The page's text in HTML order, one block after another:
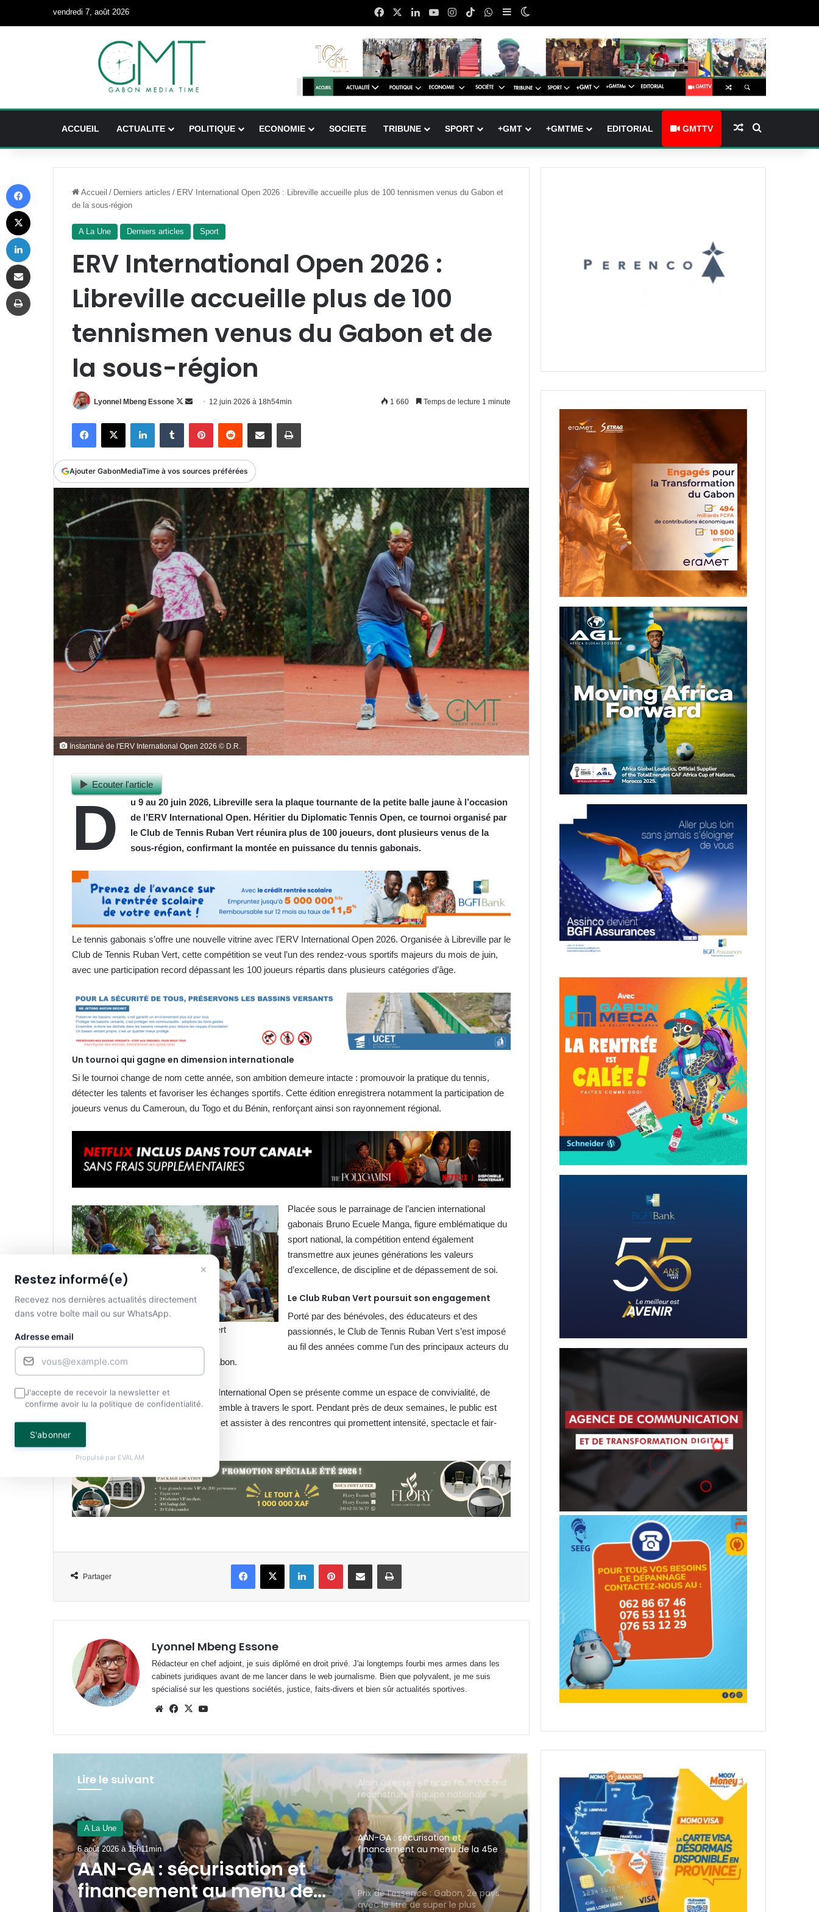
vendredi 7, août 2026 FacebookLinkedinYouTubeInstagram
TikTokWhatsApp
Sidebar (barre latérale)
ACCUEIL ACTUALITE POLITIQUE ECONOMIE SOCIETE TRIBUNE SPORT +GMT +GMTME EDITORIAL GMTTV Article Aléatoire
Accueil / Derniers articles / ERV International Open 2026 : Libreville accueille plus de 100 tennismen venus du Gabon et
de la sous-région
A La Une Derniers articles Sport
ERV International Open 2026 :
Libreville accueille plus de 100
tennismen venus du Gabon et de
la sous-région
Lyonnel Mbeng Essone
Follow
Envoyer
courriel
12 juin 2026 à 18h54min 1 660 Temps de lecture 1 minute
FacebookX LinkedinTumblr PinterestReddit Partager par email Imprimer
Ajouter GabonMediaTime à vos sources préférées
Instantané de l'ERV International Open 2026 © D.R.
Ecouter l'article
D
u 9 au 20 juin 2026, Libreville sera la plaque tournante de la petite balle jaune à l’occasion
de l’ERV International Open. Héritier du Diplomatic Tennis Open, ce tournoi organisé par
le Club de Tennis Ruban Vert réunira plus de 100 joueurs, dont plusieurs venus de la
sous-région, confirmant la montée en puissance du tennis gabonais.
Le tennis gabonais s’offre une nouvelle vitrine avec l’ERV International Open 2026. Organisée à Libreville par le
Club de Tennis Ruban Vert, cette compétition se veut l’un des rendez-vous sportifs majeurs du mois de juin,
avec une participation record dépassant les 100 joueurs répartis dans plusieurs catégories d’âge.
Un tournoi qui gagne en dimension internationale
Si le tournoi change de nom cette année, son ambition demeure intacte : promouvoir la pratique du tennis,
détecter les talents et favoriser les échanges sportifs. Cette édition enregistrera notamment la participation de
joueurs venus du Cameroun, du Togo et du Bénin, renforçant ainsi son rayonnement régional.
Une vue de l’assistance au Ruban Vert
Placée sous le parrainage de l’ancien international
gabonais Bruno Ecuele Manga, figure emblématique du
sport national, la compétition entend également
transmettre aux jeunes générations les valeurs
d’excellence, de discipline et de dépassement de soi.
Le Club Ruban Vert poursuit son engagement
Porté par des bénévoles, des éducateurs et des
passionnés, le Club de Tennis Ruban Vert s’est imposé
au fil des années comme l’un des principaux acteurs du
développement de la discipline au Gabon.
Au-delà de l’aspect compétitif, l’ERV International Open se présente comme un espace de convivialité, de
partage et de promotion du vivre-ensemble à travers le sport. Pendant près de deux semaines, le public est
invité à venir soutenir les participants et assister à des rencontres qui promettent intensité, spectacle et fair-
Partager
FacebookX LinkedinPinterestPartager par email Imprimer
Lyonnel Mbeng Essone
Rédacteur en chef adjoint, je suis diplômé en droit privé. J'ai longtemps fourbi mes armes dans les
cabinets juridiques avant de me lancer dans le web journalisme. Bien que polyvalent, je me suis
spécialisé sur les questions sociétés, justice, faits-divers et bien sûr actualités sportives.
WebsiteFacebook
X
Lire le suivant
A La Une
6 août 2026 à 15h11min
AAN-GA : sécurisation et
A La Une
6 août 2026 à 15h03min
Gabon : Privée de salaire depuis 4
mois, une écogarde décède !
Football : le cas Medwin Biteghe
peut-il rendre réticents les
binationaux ?
Gabon : déjà plus de 12 443 décès
Fondation Horizons Nouveaux : la
salle Snoezelen, une oasis pour les
Bénin : Patrice Talon élu président
du Sénat !
Alain Giresse : « Il nous faut d’abord
AAN-GA : sécurisation et
financement au menu de la 45e
session
Prix de l’essence : Gabon, 2e pays
avec le litre de super le plus
abordable en Zone FCFA !
Canal+ : 100% des coupes d’Europe
×
Restez informé(e)
Recevez nos dernières actualités directement
dans votre boîte mail ou sur WhatsApp.
Adresse email
J'accepte de recevoir la newsletter et
confirme avoir lu la politique de confidentialité.
S'abonner
Propulsé par EVALAM